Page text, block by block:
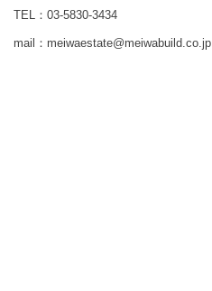
TEL：03-5830-3434
mail：meiwaestate@meiwabuild.co.jp